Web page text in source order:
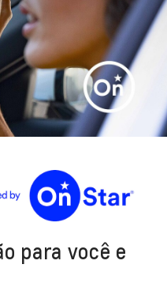
para você e